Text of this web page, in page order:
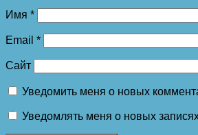
Имя *
Email *
Сайт
Уведомить меня о новых
Уведомлять меня о новых